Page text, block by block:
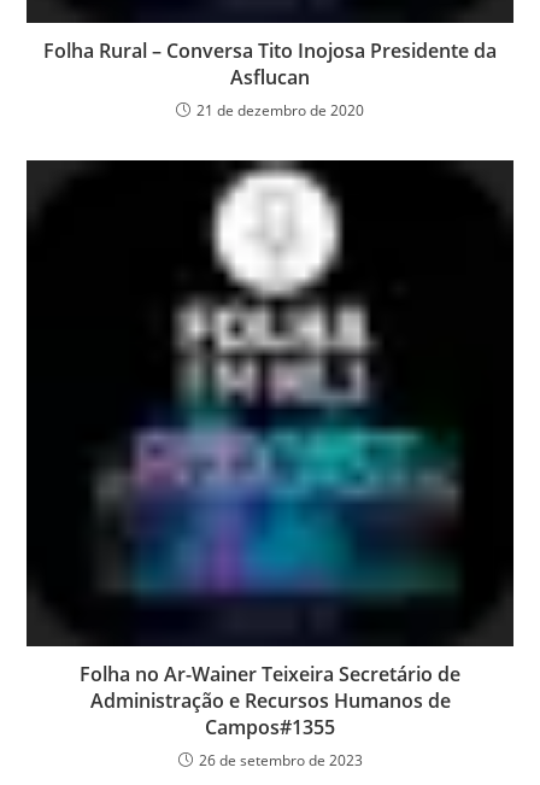
Folha Rural – Conversa Tito Inojosa Presidente da
Asflucan
21 de dezembro de 2020
Folha no Ar-Wainer Teixeira Secretário de
Administração e Recursos Humanos de
Campos#1355
26 de setembro de 2023